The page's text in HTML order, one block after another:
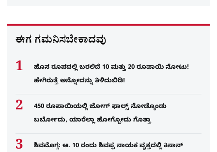
ಈಗ ಗಮನಿಸಬೇಕಾದವು
ಹೊಸ ರೂಪದಲ್ಲಿ ಬರಲಿದೆ 10 ಮತ್ತು 20 ರೂಪಾಯಿ ನೋಟು!
ಹೇಗಿರುತ್ತೆ ಅನ್ನೋದನ್ನು ತಿಳಿದುಬಿಡಿ!
450 ರೂಪಾಯಿಯಲ್ಲಿ ಜೋಗ್​ ಫಾಲ್ಸ್​ ನೋಡ್ಕೊಂಡು
ಬರ್ಬೋದು, ಯಾರೆಲ್ಲಾ ಹೋಗ್ಬೋದು ಗೊತ್ತಾ
ಶಿವಮೊಗ್ಗ: ಆ. 10 ರಂದು ಶಿವಪ್ಪ ನಾಯಕ ವೃತ್ತದಲ್ಲಿ ಕಿಸಾನ್